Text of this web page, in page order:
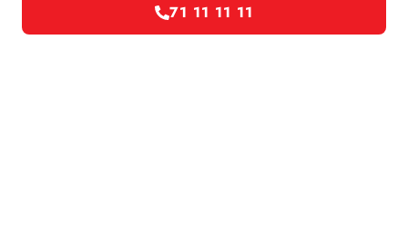
71 11 11 11